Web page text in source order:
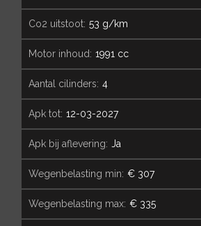
co2 uitstoot: 53 g/km
motor inhoud: 1991 cc
aantal cilinders: 4
apk tot: 12-03-2027
apk bij aflevering: Ja
wegenbelasting min: € 307
wegenbelasting max: € 335